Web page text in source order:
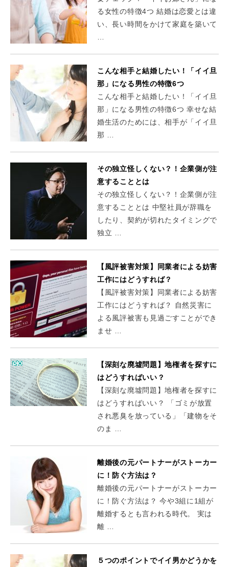
る女性の特徴4つ 結婚は恋愛とは違
い、長い時間をかけて家庭を築いて
こんな相手と結婚したい！「イイ旦
那」になる男性の特徴6つ
こんな相手と結婚したい！「イイ旦
那」になる男性の特徴6つ 幸せな結
婚生活のためには、相手が「イイ旦
那 …
その独立怪しくない？！企業側が注
意することとは
その独立怪しくない？！企業側が注
意することとは 中堅社員が辞職を
したり、契約が切れたタイミングで
独立 …
【風評被害対策】同業者による妨害
工作にはどうすれば？
【風評被害対策】同業者による妨害
工作にはどうすれば？ 自然災害に
よる風評被害も見過ごすことができ
ませ …
【深刻な廃墟問題】地権者を探すに
はどうすればいい？
【深刻な廃墟問題】地権者を探すに
はどうすればいい？ 「ゴミが放置
され悪臭を放っている」「建物をそ
のま …
離婚後の元パートナーがストーカー
に！防ぐ方法は？
離婚後の元パートナーがストーカー
に！防ぐ方法は？ 今や3組に1組が
離婚するとも言われる時代。 実は
離 …
５つのポイントでイイ男かどうかを